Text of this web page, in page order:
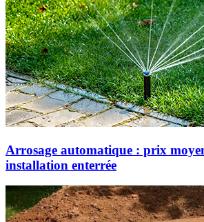
Arrosage automatique : prix
installation enterrée